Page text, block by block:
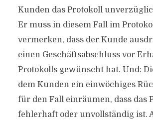
Kunden das Protokoll
Er muss in diesem Fall im
vermerken, dass der Kunde
einen Geschäftsabschluss vor
Protokolls gewünscht hat. Und:
dem Kunden ein einwöchiges
für den Fall einräumen, dass das
fehlerhaft oder unvollständig ist.